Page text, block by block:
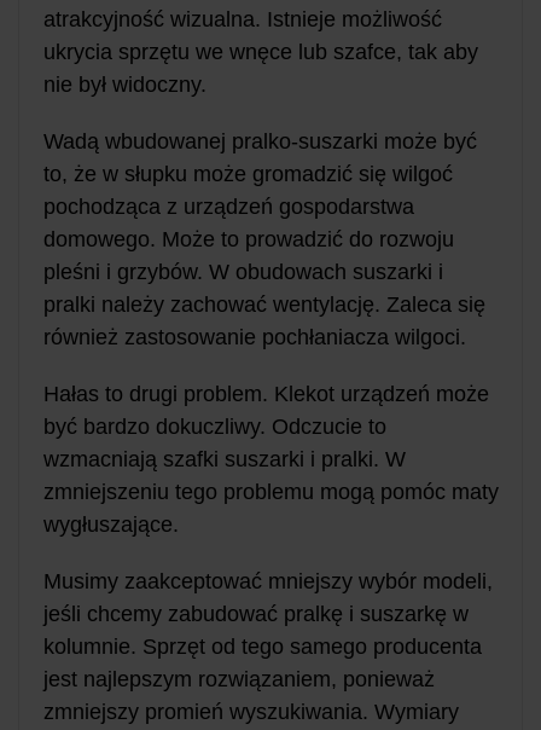
atrakcyjność wizualna. Istnieje możliwość
ukrycia sprzętu we wnęce lub szafce, tak aby
nie był widoczny.
Wadą wbudowanej pralko-suszarki może być
to, że w słupku może gromadzić się wilgoć
pochodząca z urządzeń gospodarstwa
domowego. Może to prowadzić do rozwoju
pleśni i grzybów. W obudowach suszarki i
pralki należy zachować wentylację. Zaleca się
również zastosowanie pochłaniacza wilgoci.
Hałas to drugi problem. Klekot urządzeń może
być bardzo dokuczliwy. Odczucie to
wzmacniają szafki suszarki i pralki. W
zmniejszeniu tego problemu mogą pomóc maty
wygłuszające.
Musimy zaakceptować mniejszy wybór modeli,
jeśli chcemy zabudować pralkę i suszarkę w
kolumnie. Sprzęt od tego samego producenta
jest najlepszym rozwiązaniem, ponieważ
zmniejszy promień wyszukiwania. Wymiary